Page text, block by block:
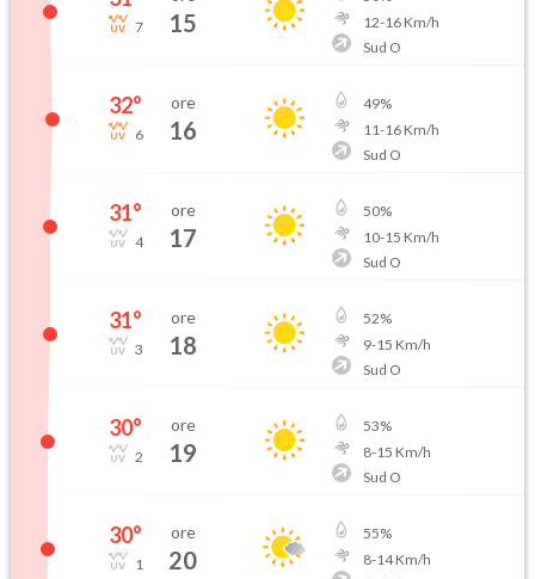
7 15
12-16Km/h
Sud O
32°
6
ore
16
49%
11-16Km/h
Sud O
31°
4
ore
17
50%
10-15 Km/h
Sud O
31°
3
ore
18
52%
9-15 Km/h
Sud O
30°
2
ore
19
53%
8-15 Km/h
Sud O
30°
1
ore
20
55%
8-14Km/h